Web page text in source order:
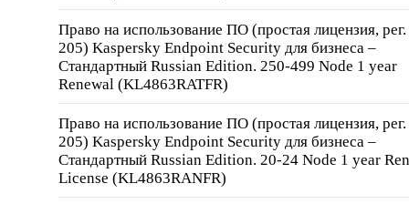
Право на использование ПО (простая лицензия,
205) Kaspersky Endpoint Security для бизнеса –
Стандартный Russian Edition. 250-499 Node 1 year
Renewal (KL4863RATFR)
Право на использование ПО (простая лицензия,
205) Kaspersky Endpoint Security для бизнеса –
Стандартный Russian Edition. 20-24 Node 1 year
License (KL4863RANFR)